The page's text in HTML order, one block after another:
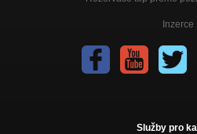
Inzerce
Služby pro